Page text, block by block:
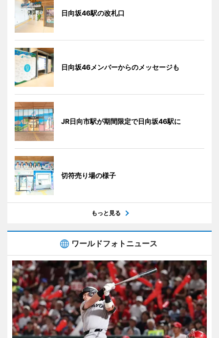
日向坂46駅の改札口
日向坂46メンバーからのメッセージも
JR日向市駅が期間限定で日向坂46駅に
切符売り場の様子
もっと見る
ワールドフォトニュース